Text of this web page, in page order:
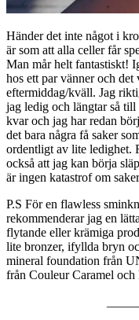
Händer det inte något i
är som att alla celler får
Man mår helt fantastiskt!
hos ett par vänner och
eftermiddag/kväll. Jag
jag ledig och längtar så till
kvar och jag har redan
det bara några få saker
ordentligt av lite ledighet.
också att jag kan börja
är ingen katastrof om
P.S För en flawless
rekommenderar jag en
flytande eller krämiga
lite bronzer, ifyllda bryn
mineral foundation från
från Couleur Caramel